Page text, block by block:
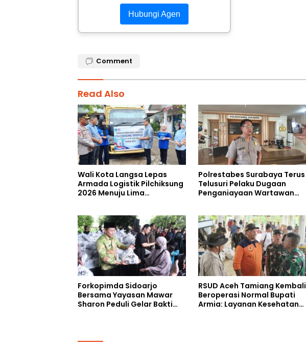
Hubungi Agen
Comment
Read Also
Wali Kota Langsa Lepas
Armada Logistik Pilchiksung
2026 Menuju Lima
Polrestabes Surabaya Terus
Telusuri Pelaku Dugaan
Penganiayaan Wartawan
Forkopimda Sidoarjo
Bersama Yayasan Mawar
Sharon Peduli Gelar Bakti
RSUD Aceh Tamiang Kembali
Beroperasi Normal Bupati
Armia: Layanan Kesehatan